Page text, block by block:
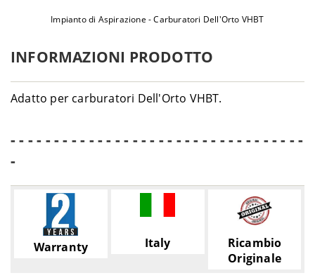
Impianto di Aspirazione - Carburatori Dell'Orto VHBT
INFORMAZIONI PRODOTTO
Adatto per carburatori Dell'Orto VHBT.
- - - - - - - - - - - - - - - - - - - - - - - - - - - - - - - - - -
-
Warranty Italy
Ricambio
Originale